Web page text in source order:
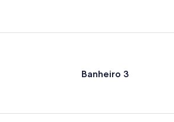
Banheiro 3